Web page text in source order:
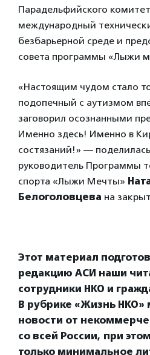
Парадельфийского
международный
безбарьерной среде и
совета программы «Лыжи
«Настоящим чудом стало
подопечный с аутизмом
заговорил осознанными
Именно здесь! Именно в
состязаний!» —
руководитель Программы
спорта «Лыжи Мечты»
Белоголовцева на
Этот материал
редакцию АСИ наши
сотрудники НКО и
В рубрике «Жизнь
новости от
со всей России, при
только минимальное